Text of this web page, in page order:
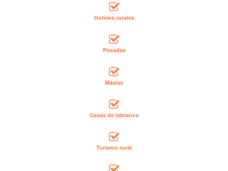
Hoteles rurales
Posadas
Masías
Casas de labranza
Turismo rural